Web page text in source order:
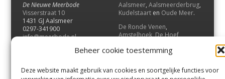
Beheer cookie toestemming
Deze website maakt gebruik van cookies en soortgelijke functies voor
De Nieuwe Meerbode
Visserstraat 10
1431 GJ Aalsmeer
0297-341900
info@meerbode.nl
Aalsmeer, Aalsmeerderbrug,
Kudelstaart en Oude Meer.
De Ronde Venen,
Amstelhoek,De Hoef,
Vrouwenakker,Waverveen
UithoornenDe Kwakel.